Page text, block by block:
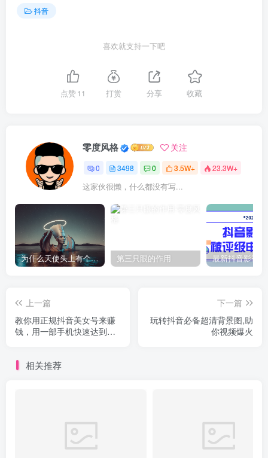
抖音
喜欢就支持一下吧
点赞11 打赏 分享 收藏
零度风格 关注
0 3498 0 3.5W+ 23.3W+
这家伙很懒，什么都没有写...
为什么天使头上有个圈？ 第三只眼的作用
上一篇
教你用正规抖音美女号来赚
钱，用一部手机快速达到千
下一篇
玩转抖音必备超清背景图,助
你视频爆火
相关推荐